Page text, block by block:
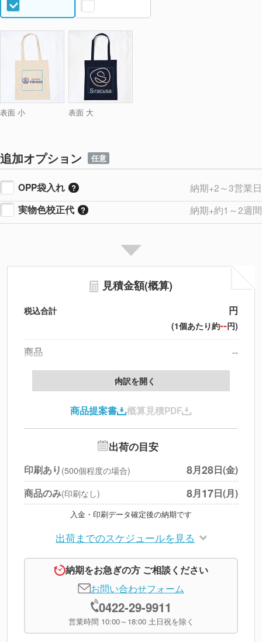
表面 小 表面 大
追加オプション 任意
OPP袋入れ
納期+2～3営業日
実物色校正代
納期+約1～2週間
見積金額(概算)
税込合計 円
(1個あたり約--円)
商品
--
製版代
印刷代
北海道・沖縄・離島 別途
円
※上記小計は税別です
内訳を開く
商品提案書 概算見積PDF
出荷の目安
印刷あり (500個程度の場合) 8月28日(金)
商品のみ(印刷なし) 8月17日(月)
入金・印刷データ確定後の納期です
出荷までのスケジュールを見る
納期をお急ぎの方 ご相談ください
お問い合わせフォーム
0422-29-9911
営業時間 10:00～18:00 土日祝を除く